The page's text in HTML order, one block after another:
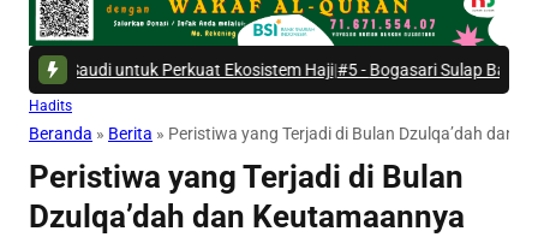
Saudi untuk Perkuat Ekosistem Haji|#5 -Bogasari Sulap Bantaran Kali
Hadits
Beranda » Berita » Peristiwa yang Terjadi di Bulan Dzulqa’dah dan
Peristiwa yang Terjadi di Bulan
Dzulqa’dah dan Keutamaannya